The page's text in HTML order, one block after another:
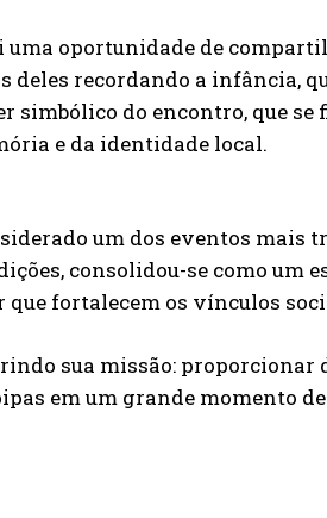
oportunidade de
deles recordando a infância,
simbólico do encontro, que se
e da identidade local.
um dos eventos mais
consolidou-se como um
fortalecem os vínculos
sua missão: proporcionar
em um grande momento